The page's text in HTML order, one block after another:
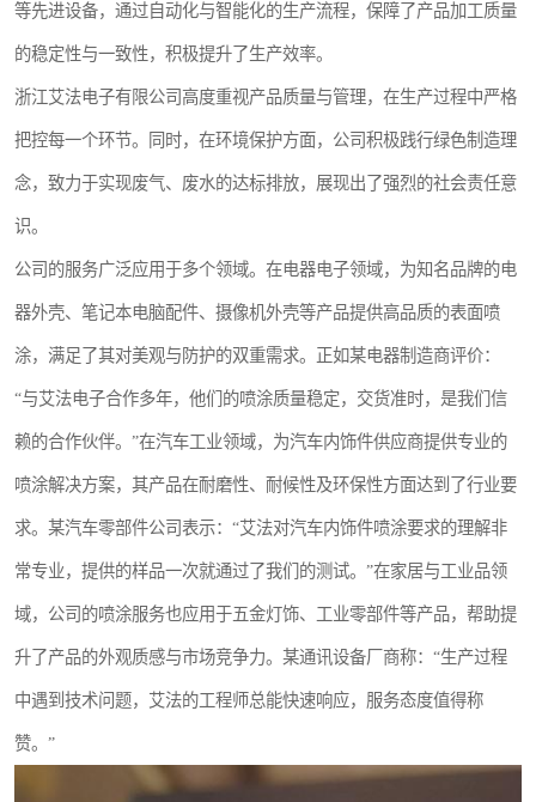
等先进设备，通过自动化与智能化的生产流程，保障了产品加工质量
的稳定性与一致性，积极提升了生产效率。
浙江艾法电子有限公司高度重视产品质量与管理，在生产过程中严格
把控每一个环节。同时，在环境保护方面，公司积极践行绿色制造理
念，致力于实现废气、废水的达标排放，展现出了强烈的社会责任意
识。
公司的服务广泛应用于多个领域。在电器电子领域，为知名品牌的电
器外壳、笔记本电脑配件、摄像机外壳等产品提供高品质的表面喷
涂，满足了其对美观与防护的双重需求。正如某电器制造商评价：
“与艾法电子合作多年，他们的喷涂质量稳定，交货准时，是我们信
赖的合作伙伴。”在汽车工业领域，为汽车内饰件供应商提供专业的
喷涂解决方案，其产品在耐磨性、耐候性及环保性方面达到了行业要
求。某汽车零部件公司表示：“艾法对汽车内饰件喷涂要求的理解非
常专业，提供的样品一次就通过了我们的测试。”在家居与工业品领
域，公司的喷涂服务也应用于五金灯饰、工业零部件等产品，帮助提
升了产品的外观质感与市场竞争力。某通讯设备厂商称：“生产过程
中遇到技术问题，艾法的工程师总能快速响应，服务态度值得称
赞。”